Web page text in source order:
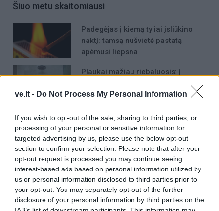
ve.lt - Do Not Process My Personal Information
If you wish to opt-out of the sale, sharing to third parties, or
processing of your personal or sensitive information for
targeted advertising by us, please use the below opt-out
section to confirm your selection. Please note that after your
opt-out request is processed you may continue seeing
interest-based ads based on personal information utilized by
us or personal information disclosed to third parties prior to
your opt-out. You may separately opt-out of the further
disclosure of your personal information by third parties on the
Šiuo metu skaitomiausi
Padegėjas į kiemą tyliai įsliūkino
naktį: tamsą nušvietė pastatą
apėmusi liepsna
Plaukai mažiau riebaluosis: į
ingredientą
Dingo ne tik banko kortelė: ištuštėjo
ir banko sąskaita
Raktažodžiai pirmakursiai studentai